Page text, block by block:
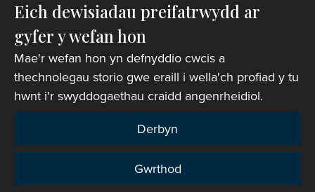
Hawlfraint © 2007-2026 Corff Cynrychiolwyr yr
Eglwys yng Nghymru. Cedwir pob hawl.
Rhif Elusen Gofrestredig: 1142813
Telerau ac Amodau Gwefan|Cwcis
bell|Hysbysiad preifatrwydd|Datganiad Hygyrchedd
Eich dewisiadau preifatrwydd ar
gyfer y wefan hon
Mae'r wefan hon yn defnyddio cwcis a
thechnolegau storio gwe eraill i wella'ch profiad y tu
hwnt i'r swyddogaethau craidd angenrheidiol.
Derbyn
Gwrthod